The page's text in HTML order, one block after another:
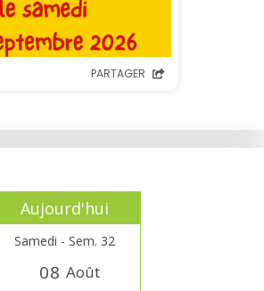
Aujourd'hui
Samedi - Sem. 32
08 Août